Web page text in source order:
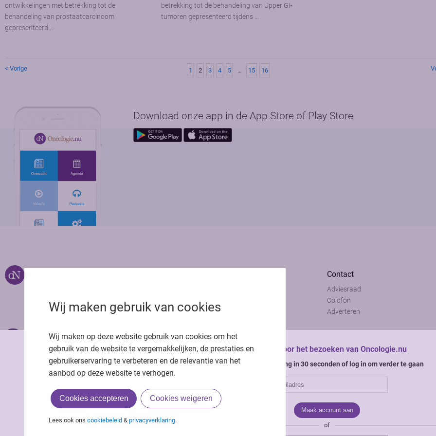
Wij maken gebruik van cookies
Wij maken op deze website gebruik van cookies om het
gebruik van de website te vergemakkelijken, de prestaties en
gebruikerservaring te verbeteren en de relevantie van het
aanbod op deze website te verhogen.
Cookies accepteren Cookies weigeren
Lees ook ons cookiebeleid & privacyverklaring.
Bedankt voor het bezoeken van Oncologie.nu
Krijg gratis toegang in 30 seconden of log in om verder te gaan
of
ontwikkelingen met betrekking tot de
behandeling van prostaatcarcinoom
gepresenteerd …
betrekking tot de behandeling van Upper GI-
tumoren gepresenteerd tijdens …
< Vorige 1 2 3 4 5 … 15 16
Download onze app in de App Store of Play Store
Privacy statement
Cookie statement
Richtlijnen
Contact
Adviesraad
Colofon
Adverteren